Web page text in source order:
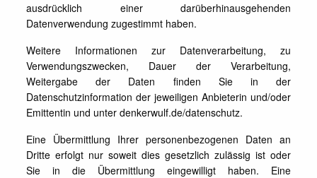
ausdrücklich einer darüberhinausgehenden
Datenverwendung zugestimmt haben.
Weitere Informationen zur Datenverarbeitung, zu
Verwendungszwecken, Dauer der Verarbeitung,
Weitergabe der Daten finden Sie in der
Datenschutzinformation der jeweiligen Anbieterin und/oder
Emittentin und unter denkerwulf.de/datenschutz.
Eine Übermittlung Ihrer personenbezogenen Daten an
Dritte erfolgt nur soweit dies gesetzlich zulässig ist oder
Sie in die Übermittlung eingewilligt haben. Eine